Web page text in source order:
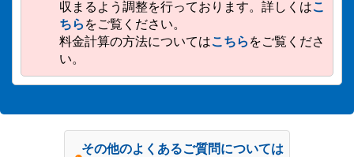
収まるよう調整を行っております。詳しくはこ
ちら をご覧ください。
料金計算の方法についてはこちら をご覧くださ
い。
その他のよくあるご質問については